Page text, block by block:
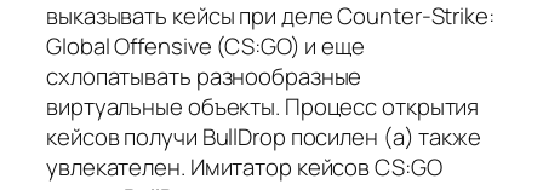
выказывать кейсы при деле Counter-Strike:
Global Offensive (CS:GO) и еще
схлопатывать разнообразные
виртуальные объекты. Процесс открытия
кейсов получи BullDrop посилен (а) также
увлекателен. Имитатор кейсов CS:GO